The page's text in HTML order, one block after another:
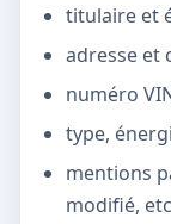
titulaire et
adresse et
numéro
type,
mentions
modifié,